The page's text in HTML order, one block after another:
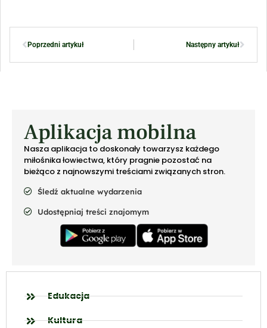
Poprzedni artykuł Następny artykuł
Aplikacja mobilna
Nasza aplikacja to doskonały towarzysz każdego
miłośnika łowiectwa, który pragnie pozostać na
bieżąco z najnowszymi treściami związanych stron.
Śledź aktualne wydarzenia
Udostępniaj treści znajomym
Edukacja
Kultura